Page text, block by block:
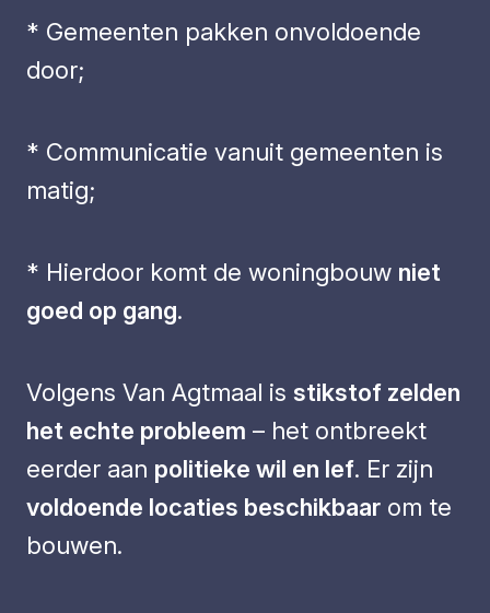
* Gemeenten pakken onvoldoende
door;
* Communicatie vanuit gemeenten is
matig;
* Hierdoor komt de woningbouw niet
goed op gang.
Volgens Van Agtmaal is stikstof zelden
het echte probleem – het ontbreekt
eerder aan politieke wil en lef. Er zijn
voldoende locaties beschikbaar om te
bouwen.